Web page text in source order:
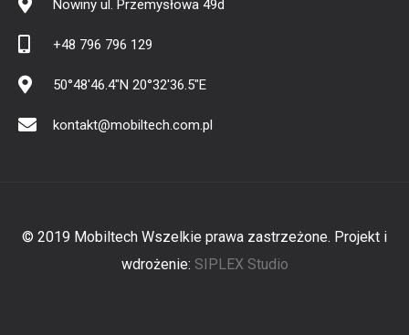
Nowiny ul. Przemysłowa 49d
+48 796 796 129
50°48'46.4"N 20°32'36.5"E
kontakt@mobiltech.com.pl
© 2019 Mobiltech Wszelkie prawa zastrzeżone. Projekt i
wdrożenie: SIPLEX Studio